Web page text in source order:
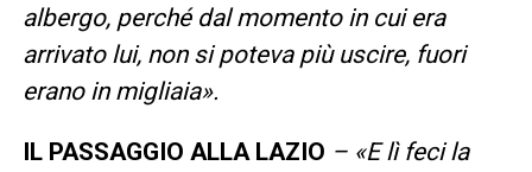
albergo, perché dal momento in cui era
arrivato lui, non si poteva più uscire, fuori
erano in migliaia».
IL PASSAGGIO ALLA LAZIO – «E lì feci la